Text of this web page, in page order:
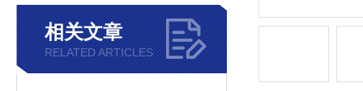
相关文章
RELATED ARTICLES